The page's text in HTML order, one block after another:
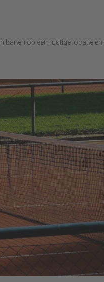
banen op een rustige locatie